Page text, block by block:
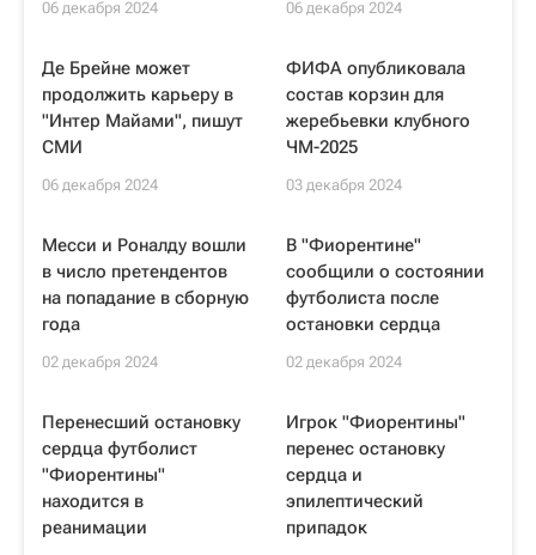
06 декабря 2024 06 декабря 2024
Де Брейне может
продолжить карьеру в
"Интер Майами", пишут
СМИ
06 декабря 2024
ФИФА опубликовала
состав корзин для
жеребьевки клубного
ЧМ-2025
03 декабря 2024
Месси и Роналду вошли
в число претендентов
на попадание в сборную
года
02 декабря 2024
В "Фиорентине"
сообщили о состоянии
футболиста после
остановки сердца
02 декабря 2024
Перенесший остановку
сердца футболист
"Фиорентины"
находится в
реанимации
Игрок "Фиорентины"
перенес остановку
сердца и
эпилептический
припадок